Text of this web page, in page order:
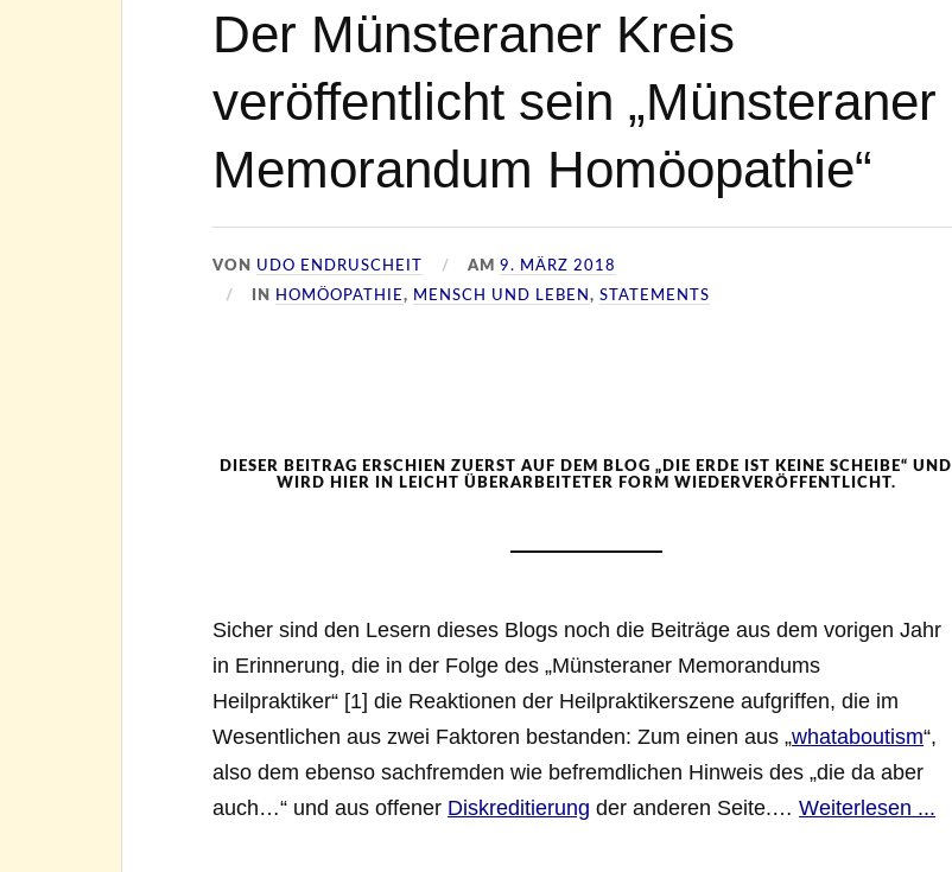
Der Münsteraner Kreis
veröffentlicht sein „Münsteraner
Memorandum Homöopathie“
VON UDO ENDRUSCHEIT AM9. MÄRZ 2018
IN HOMÖOPATHIE, MENSCH UND LEBEN,STATEMENTS
DIESER BEITRAG ERSCHIEN ZUERST AUF DEM BLOG „DIE ERDE IST KEINE SCHEIBE“ UND
WIRD HIER IN LEICHT ÜBERARBEITETER FORM WIEDERVERÖFFENTLICHT.
Sicher sind den Lesern dieses Blogs noch die Beiträge aus dem vorigen Jahr
in Erinnerung, die in der Folge des „Münsteraner Memorandums
Heilpraktiker“ [1] die Reaktionen der Heilpraktikerszene aufgriffen, die im
Wesentlichen aus zwei Faktoren bestanden: Zum einen aus „whataboutism“,
also dem ebenso sachfremden wie befremdlichen Hinweis des „die da aber
auch…“ und aus offener Diskreditierung der anderen Seite.…Weiterlesen ...